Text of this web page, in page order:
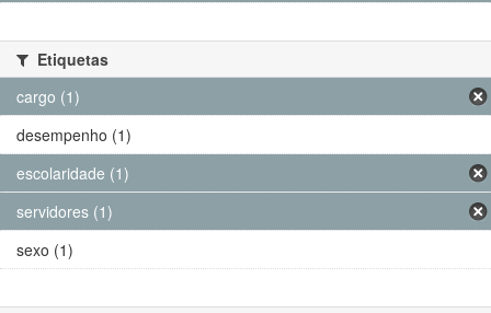
Etiquetas
cargo (1)
desempenho (1)
escolaridade (1)
servidores (1)
sexo (1)